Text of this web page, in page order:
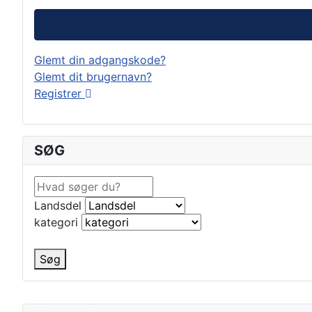
Glemt din adgangskode?
Glemt dit brugernavn?
Registrer
SØG
Landsdel
kategori
Søg